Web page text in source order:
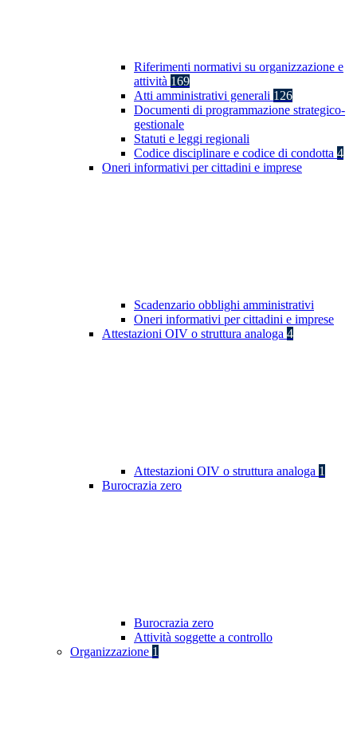
Riferimenti normativi su organizzazione e
attività 169
Atti amministrativi generali 126
Documenti di programmazione strategico-
gestionale
Statuti e leggi regionali
Codice disciplinare e codice di condotta 4
Oneri informativi per cittadini e imprese
Scadenzario obblighi amministrativi
Oneri informativi per cittadini e imprese
Attestazioni OIV o struttura analoga 4
Attestazioni OIV o struttura analoga 1
Burocrazia zero
Burocrazia zero
Attività soggette a controllo
Organizzazione 1